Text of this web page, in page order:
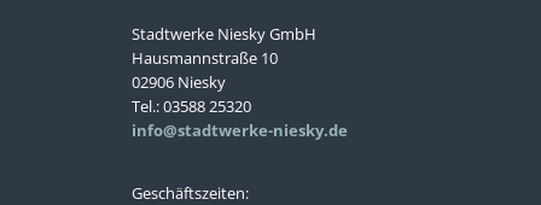
Stadtwerke Niesky GmbH
Hausmannstraße 10
02906 Niesky
Tel.: 03588 25320
info@stadtwerke-niesky.de
Geschäftszeiten: